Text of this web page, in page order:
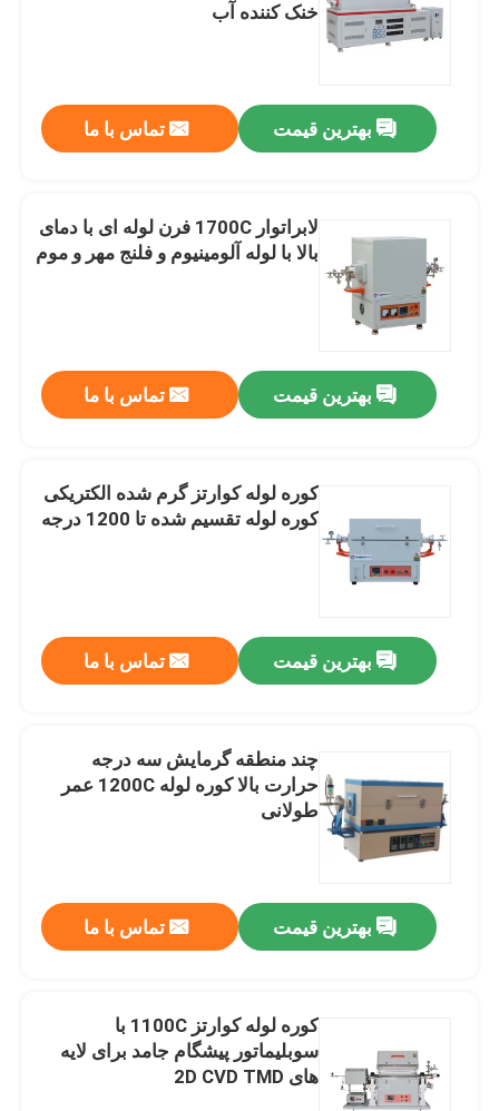
خونه
ویدیوها
خنک کننده آب
بهترین قیمت تماس با ما
لابراتوار 1700C فرن لوله ای با دمای
بالا با لوله آلومینیوم و فلنج مهر و موم
بهترین قیمت تماس با ما
کوره لوله کوارتز گرم شده الکتریکی
کوره لوله تقسیم شده تا 1200 درجه
بهترین قیمت تماس با ما
چند منطقه گرمایش سه درجه
حرارت بالا کوره لوله 1200C عمر
طولانی
بهترین قیمت تماس با ما
کوره لوله کوارتز 1100C با
سوبلیماتور پیشگام جامد برای لایه
های 2D CVD TMD